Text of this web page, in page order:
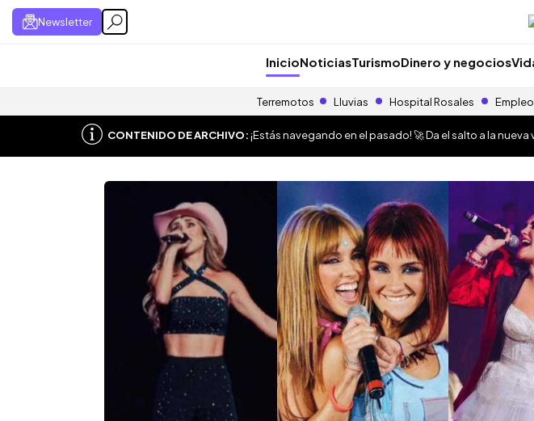
Newsletter
InicioNoticiasTurismoDinero y negocios
Terremotos Lluvias Hospital Rosales
CONTENIDO DE ARCHIVO:¡Estás navegando en el pasado! 🚀 Da el salto a la nueva